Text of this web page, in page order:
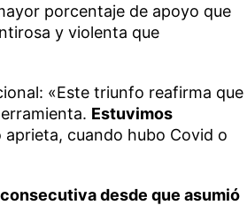
porcentaje de apoyo que
y violenta que
«Este triunfo reafirma que
Estuvimos
aprieta, cuando hubo Covid o
desde que asumió